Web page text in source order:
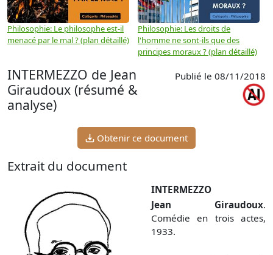
Philosophie: Le philosophe est-il
menacé par le mal ? (plan détaillé)
Philosophie: Les droits de
l'homme ne sont-ils que des
principes moraux ? (plan détaillé)
INTERMEZZO de Jean
Giraudoux (résumé &
analyse)
Publié le 08/11/2018
Obtenir ce document
Extrait du document
INTERMEZZO
Jean Giraudoux.
Comédie en trois actes,
1933.